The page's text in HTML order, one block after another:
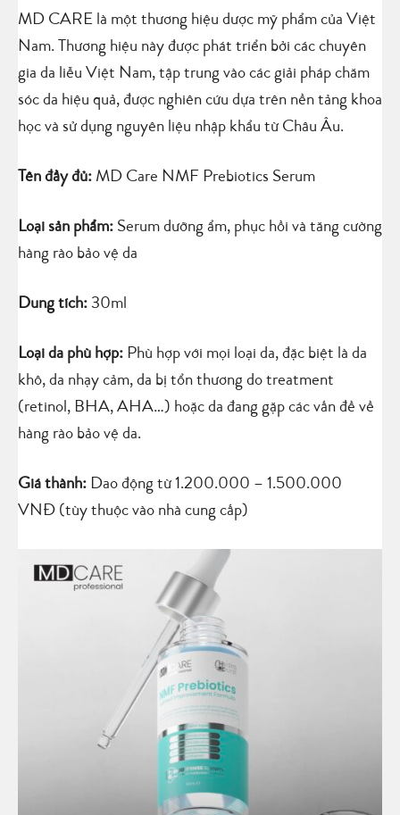
MD CARE là một thương hiệu dược mỹ phẩm của Việt
Nam. Thương hiệu này được phát triển bởi các chuyên
gia da liễu Việt Nam, tập trung vào các giải pháp chăm
sóc da hiệu quả, được nghiên cứu dựa trên nền tảng khoa
học và sử dụng nguyên liệu nhập khẩu từ Châu Âu.
Tên đầy đủ: MD Care NMF Prebiotics Serum
Loại sản phẩm: Serum dưỡng ẩm, phục hồi và tăng cường
hàng rào bảo vệ da
Dung tích: 30ml
Loại da phù hợp: Phù hợp với mọi loại da, đặc biệt là da
khô, da nhạy cảm, da bị tổn thương do treatment
(retinol, BHA, AHA…) hoặc da đang gặp các vấn đề về
hàng rào bảo vệ da.
Giá thành: Dao động từ 1.200.000 – 1.500.000
VNĐ (tùy thuộc vào nhà cung cấp)